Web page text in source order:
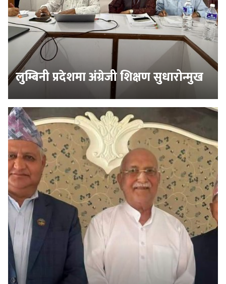
लुम्बिनी प्रदेशमा अंग्रेजी शिक्षण सुधारोन्मुख